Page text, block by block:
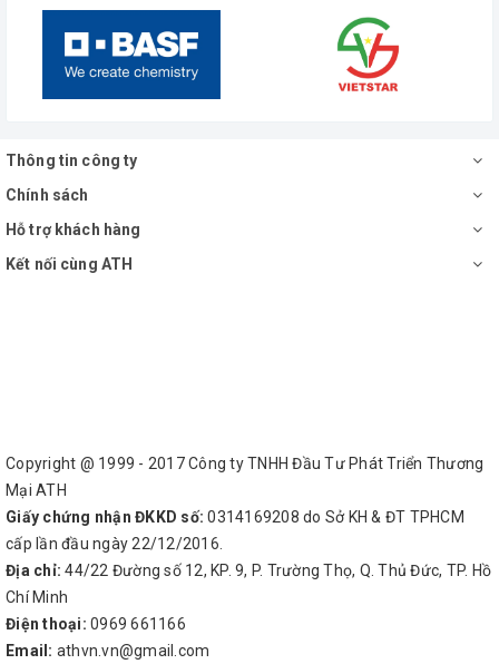
Thông tin công ty
Chính sách
Hỗ trợ khách hàng
Kết nối cùng ATH
Copyright @ 1999 - 2017 Công ty TNHH Đầu Tư Phát Triển Thương
Mại ATH
Giấy chứng nhận ĐKKD số: 0314169208 do Sở KH & ĐT TPHCM
cấp lần đầu ngày 22/12/2016.
Địa chỉ: 44/22 Đường số 12, KP. 9, P. Trường Thọ, Q. Thủ Đức, TP. Hồ
Chí Minh
Điện thoại: 0969 661166
Email: athvn.vn@gmail.com